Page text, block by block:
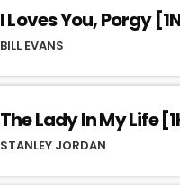
I Loves You, Porgy
BILL EVANS
The Lady In My Life
STANLEY JORDAN